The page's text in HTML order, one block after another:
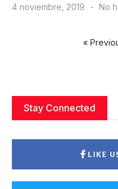
4 noviembre, 2019 No
«
Stay Connected
LIKE